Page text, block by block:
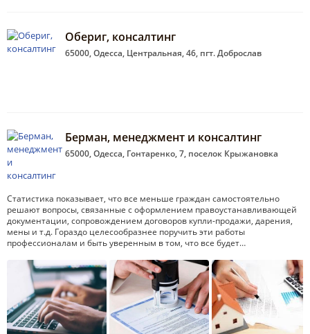
Обериг, консалтинг
65000, Одесса, Центральная, 46, пгт. Доброслав
Берман, менеджмент и консалтинг
65000, Одесса, Гонтаренко, 7, поселок Крыжановка
Статистика показывает, что все меньше граждан самостоятельно
решают вопросы, связанные с оформлением правоустанавливающей
документации, сопровождением договоров купли-продажи, дарения,
мены и т.д. Гораздо целесообразнее поручить эти работы
профессионалам и быть уверенным в том, что все будет…